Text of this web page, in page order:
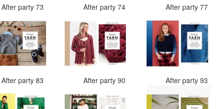
After party 73 After party 74 After party 77
After party 83 After party 90 After party 93